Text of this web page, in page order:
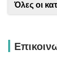
Όλες οι